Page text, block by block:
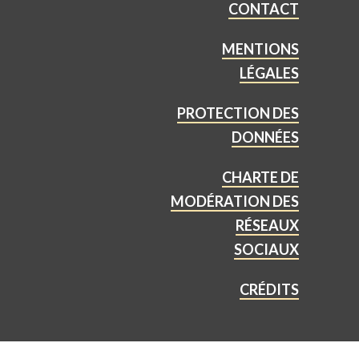
CONTACT
MENTIONS
LÉGALES
PROTECTION DES
DONNÉES
CHARTE DE
MODÉRATION DES
RÉSEAUX
SOCIAUX
CRÉDITS